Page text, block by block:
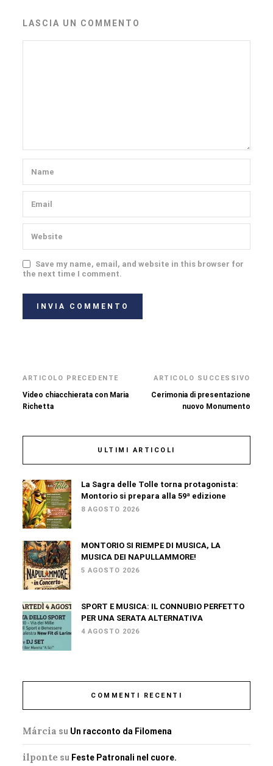
LASCIA UN COMMENTO
Save my name, email, and website in this browser for
the next time I comment.
ARTICOLO PRECEDENTE
Video chiacchierata con Maria
Richetta
ARTICOLO SUCCESSIVO
Cerimonia di presentazione
nuovo Monumento
ULTIMI ARTICOLI
La Sagra delle Tolle torna protagonista:
Montorio si prepara alla 59ª edizione
8 AGOSTO 2026
MONTORIO SI RIEMPE DI MUSICA, LA
MUSICA DEI NAPULLAMMORE!
5 AGOSTO 2026
SPORT E MUSICA: IL CONNUBIO PERFETTO
PER UNA SERATA ALTERNATIVA
4 AGOSTO 2026
COMMENTI RECENTI
Márcia su Un racconto da Filomena
ilponte su Feste Patronali nel cuore.